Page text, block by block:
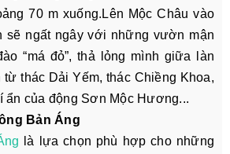
70 m xuống.Lên Mộc Châu vào
sẽ ngất ngây với những vườn mận
“má đỏ”, thả lỏng mình giữa làn
thác Dải Yếm, thác Chiềng Khoa,
ẩn của động Sơn Mộc Hương...
Bản Áng
là lựa chọn phù hợp cho những